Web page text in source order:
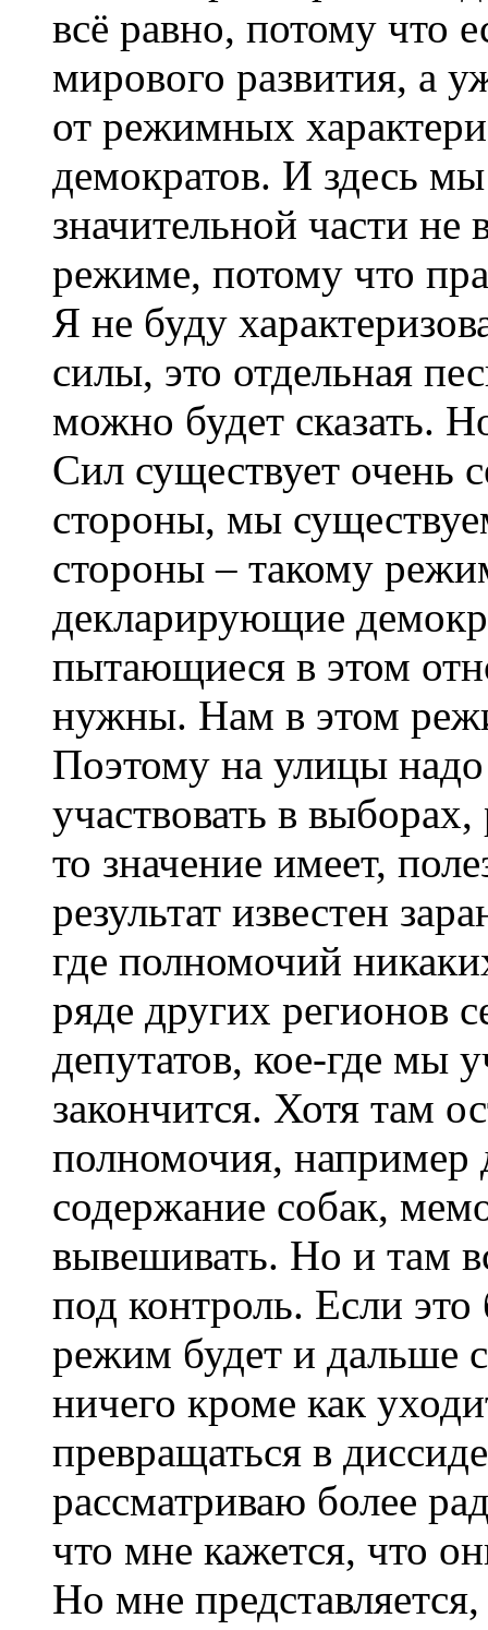
всё равно, потому что
мирового развития, а
от режимных
демократов. И здесь
значительной части не
режиме, потому что
Я не буду
силы, это отдельная
можно будет сказать.
Сил существует очень
стороны, мы
стороны – такому
декларирующие
пытающиеся в этом
нужны. Нам в этом
Поэтому на улицы
участвовать в выборах,
то значение имеет,
результат известен
где полномочий
ряде других регионов
депутатов, кое-где мы
закончится. Хотя там
полномочия, например
содержание собак,
вывешивать. Но и там
под контроль. Если
режим будет и дальше
ничего кроме как
превращаться в
рассматриваю более
что мне кажется, что
Но мне